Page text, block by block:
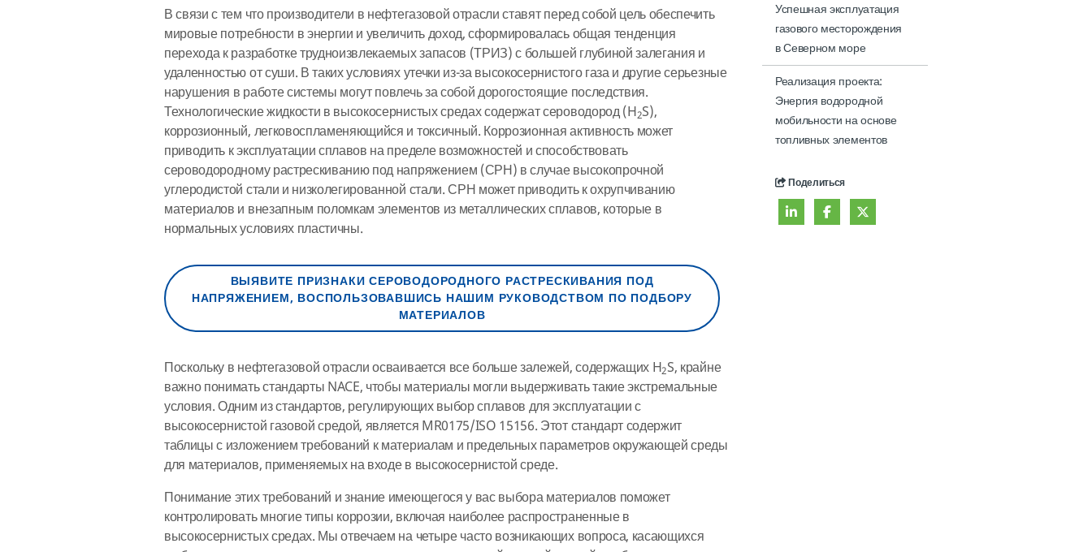
Успешная эксплуатация
газового месторождения
в Северном море
Реализация проекта:
Энергия водородной
мобильности на основе
топливных элементов
Поделиться
В связи с тем что производители в нефтегазовой отрасли ставят перед собой цель обеспечить
мировые потребности в энергии и увеличить доход, сформировалась общая тенденция
перехода к разработке трудноизвлекаемых запасов (ТРИЗ) с большей глубиной залегания и
удаленностью от суши. В таких условиях утечки из-за высокосернистого газа и другие серьезные
нарушения в работе системы могут повлечь за собой дорогостоящие последствия.
Технологические жидкости в высокосернистых средах содержат сероводород (H2S),
коррозионный, легковоспламеняющийся и токсичный. Коррозионная активность может
приводить к эксплуатации сплавов на пределе возможностей и способствовать
сероводородному растрескиванию под напряжением (СРН) в случае высокопрочной
углеродистой стали и низколегированной стали. СРН может приводить к охрупчиванию
материалов и внезапным поломкам элементов из металлических сплавов, которые в
нормальных условиях пластичны.
ВЫЯВИТЕ ПРИЗНАКИ СЕРОВОДОРОДНОГО РАСТРЕСКИВАНИЯ ПОД
НАПРЯЖЕНИЕМ, ВОСПОЛЬЗОВАВШИСЬ НАШИМ РУКОВОДСТВОМ ПО ПОДБОРУ
МАТЕРИАЛОВ
Поскольку в нефтегазовой отрасли осваивается все больше залежей, содержащих H2S, крайне
важно понимать стандарты NACE, чтобы материалы могли выдерживать такие экстремальные
условия. Одним из стандартов, регулирующих выбор сплавов для эксплуатации с
высокосернистой газовой средой, является MR0175/ISO 15156. Этот стандарт содержит
таблицы с изложением требований к материалам и предельных параметров окружающей среды
для материалов, применяемых на входе в высокосернистой среде.
Понимание этих требований и знание имеющегося у вас выбора материалов поможет
контролировать многие типы коррозии, включая наиболее распространенные в
высокосернистых средах. Мы отвечаем на четыре часто возникающих вопроса, касающихся